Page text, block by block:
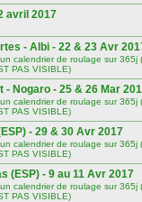
avril 2017
- Albi - 22 & 23 Avr
calendrier de roulage sur 365j
PAS VISIBLE)
- Nogaro - 25 & 26 Mar
calendrier de roulage sur 365j
PAS VISIBLE)
- 29 & 30 Avr 2017
calendrier de roulage sur 365j
PAS VISIBLE)
(ESP) - 9 au 11 Avr 2017
calendrier de roulage sur 365j
PAS VISIBLE)